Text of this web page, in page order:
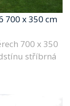
700 x 350 cm
700 x 350
stříbrná